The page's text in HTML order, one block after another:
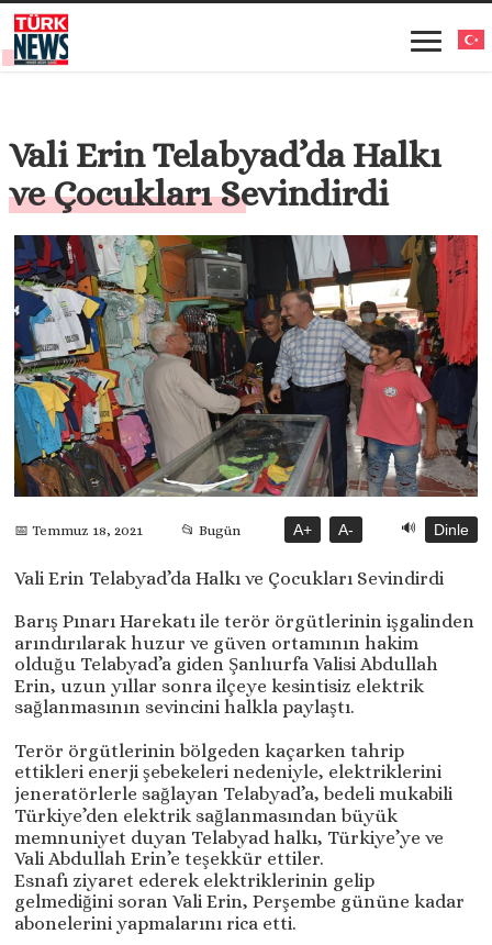
Vali Erin Telabyad’da Halkı
ve Çocukları Sevindirdi
📅 Temmuz 18, 2021 📂 Bugün A+ A- 🔊 Dinle
Vali Erin Telabyad’da Halkı ve Çocukları Sevindirdi
Barış Pınarı Harekatı ile terör örgütlerinin işgalinden
arındırılarak huzur ve güven ortamının hakim
olduğu Telabyad’a giden Şanlıurfa Valisi Abdullah
Erin, uzun yıllar sonra ilçeye kesintisiz elektrik
sağlanmasının sevincini halkla paylaştı.
Terör örgütlerinin bölgeden kaçarken tahrip
ettikleri enerji şebekeleri nedeniyle, elektriklerini
jeneratörlerle sağlayan Telabyad’a, bedeli mukabili
Türkiye’den elektrik sağlanmasından büyük
memnuniyet duyan Telabyad halkı, Türkiye’ye ve
Vali Abdullah Erin’e teşekkür ettiler.
Esnafı ziyaret ederek elektriklerinin gelip
gelmediğini soran Vali Erin, Perşembe gününe kadar
abonelerini yapmalarını rica etti.